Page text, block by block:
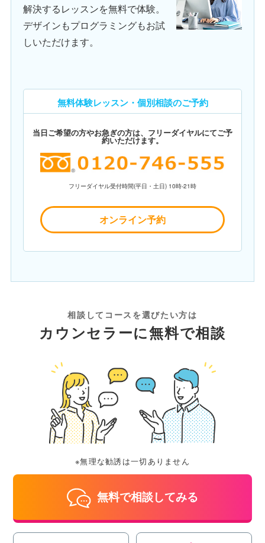
解決するレッスンを無料で体験。
デザインもプログラミングもお試
しいただけます。
無料体験レッスン・個別相談のご予約
当日ご希望の方やお急ぎの方は、フリーダイヤルにてご予
約いただけます。
フリーダイヤル受付時間(平日・土日) 10時-21時
オンライン予約
相談してコースを選びたい方は
カウンセラーに無料で相談
※無理な勧誘は一切ありません
無料で相談してみる